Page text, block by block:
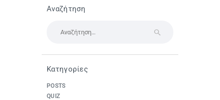
Αναζήτηση
Κατηγορίες
POSTS
QUIZ